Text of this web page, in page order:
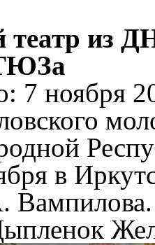
из
7 ноября
в